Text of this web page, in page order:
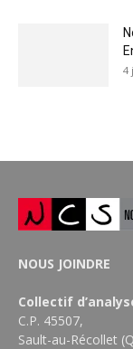
4
NOUS JOINDRE
Collectif
C.P. 45507,
Sault-au-Récollet